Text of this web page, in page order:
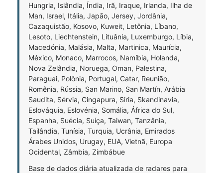
Hungria, Islândia, Índia, Irã, Iraque, Irlanda, Ilha de
Man, Israel, Itália, Japão, Jersey, Jordânia,
Cazaquistão, Kosovo, Kuweit, Letônia, Líbano,
Lesoto, Liechtenstein, Lituânia, Luxemburgo, Líbia,
Macedónia, Malásia, Malta, Martinica, Maurícia,
México, Monaco, Marrocos, Namíbia, Holanda,
Nova Zelândia, Noruega, Oman, Palestina,
Paraguai, Polônia, Portugal, Catar, Reunião,
Romênia, Rússia, San Marino, San Martín, Arábia
Saudita, Sérvia, Cingapura, Siria, Skandinavia,
Eslováquia, Eslovénia, Somália, África do Sul,
Espanha, Suécia, Suíça, Taiwan, Tanzânia,
Tailândia, Tunísia, Turquia, Ucrânia, Emirados
Árabes Unidos, Urugay, EUA, Vietnã, Europa
Ocidental, Zâmbia, Zimbábue
Base de dados diária atualizada de radares para